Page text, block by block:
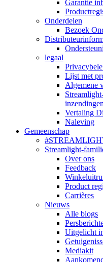
Garantie
Onderdelen
Bezoek
legaal
Lijst met
Algemene
Vertaling
Naleving
Gemeenschap
Streamlight-
Over ons
Feedback
Product
Carrières
Nieuws
Alle blogs
Uitgelicht
Mediakit